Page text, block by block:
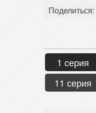
Поделиться:
1 серия
11 серия